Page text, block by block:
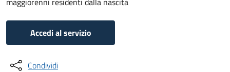
Accedi al servizio
Condividi